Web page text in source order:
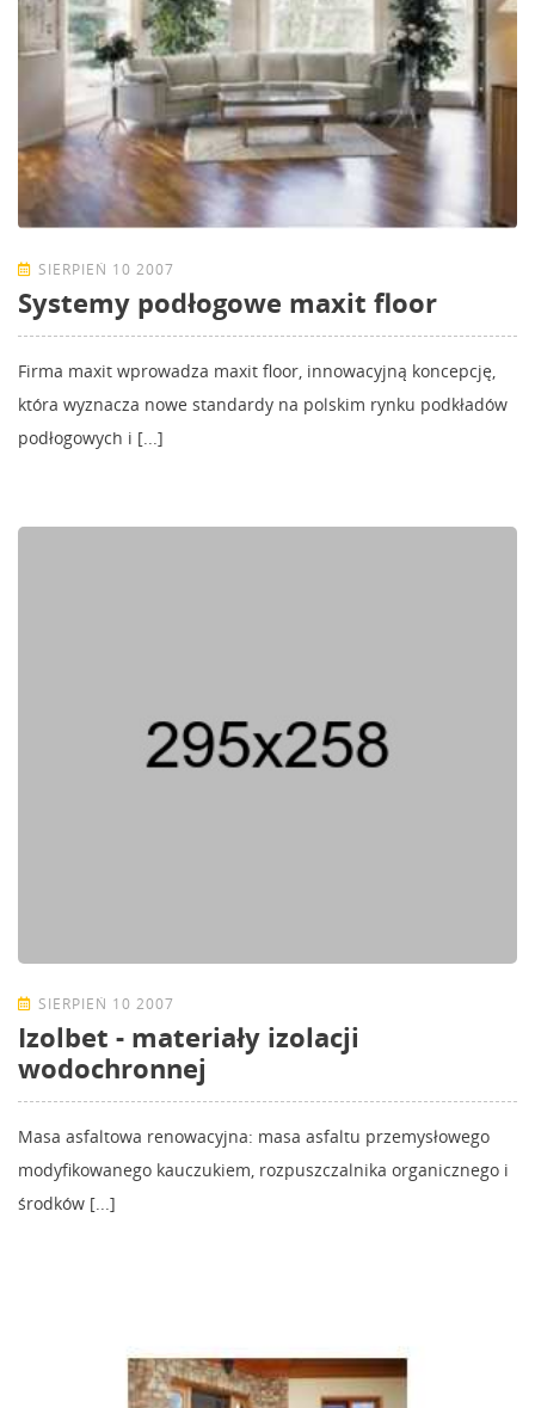
SIERPIEŃ 10 2007
Systemy podłogowe maxit floor
Firma maxit wprowadza maxit floor, innowacyjną koncepcję,
która wyznacza nowe standardy na polskim rynku podkładów
podłogowych i [...]
SIERPIEŃ 10 2007
Izolbet - materiały izolacji
wodochronnej
Masa asfaltowa renowacyjna: masa asfaltu przemysłowego
modyfikowanego kauczukiem, rozpuszczalnika organicznego i
środków [...]